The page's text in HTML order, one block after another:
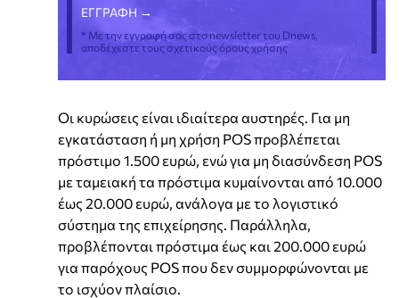
* Με την εγγραφή σας στο newsletter του Dnews,
αποδέχεστε τους σχετικούς όρους χρήσης
Οι κυρώσεις είναι ιδιαίτερα αυστηρές. Για μη
εγκατάσταση ή μη χρήση POS προβλέπεται
πρόστιμο 1.500 ευρώ, ενώ για μη διασύνδεση POS
με ταμειακή τα πρόστιμα κυμαίνονται από 10.000
έως 20.000 ευρώ, ανάλογα με το λογιστικό
σύστημα της επιχείρησης. Παράλληλα,
προβλέπονται πρόστιμα έως και 200.000 ευρώ
για παρόχους POS που δεν συμμορφώνονται με
το ισχύον πλαίσιο.